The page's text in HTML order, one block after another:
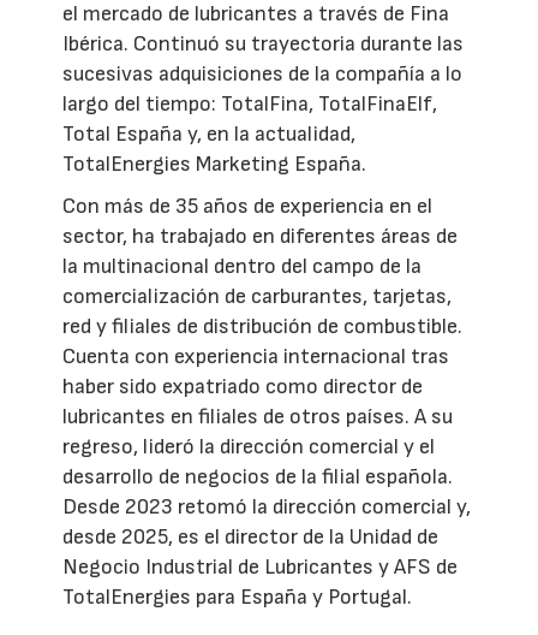
el mercado de lubricantes a través de Fina
Ibérica. Continuó su trayectoria durante las
sucesivas adquisiciones de la compañía a lo
largo del tiempo: TotalFina, TotalFinaElf,
Total España y, en la actualidad,
TotalEnergies Marketing España.
Con más de 35 años de experiencia en el
sector, ha trabajado en diferentes áreas de
la multinacional dentro del campo de la
comercialización de carburantes, tarjetas,
red y filiales de distribución de combustible.
Cuenta con experiencia internacional tras
haber sido expatriado como director de
lubricantes en filiales de otros países. A su
regreso, lideró la dirección comercial y el
desarrollo de negocios de la filial española.
Desde 2023 retomó la dirección comercial y,
desde 2025, es el director de la Unidad de
Negocio Industrial de Lubricantes y AFS de
TotalEnergies para España y Portugal.